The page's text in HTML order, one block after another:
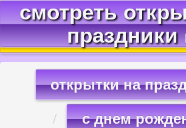
смотреть
праздники
открытки на
с днем